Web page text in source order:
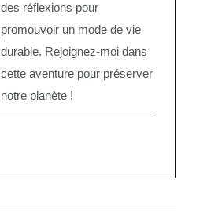
des réflexions pour
promouvoir un mode de vie
durable. Rejoignez-moi dans
cette aventure pour préserver
notre planète !